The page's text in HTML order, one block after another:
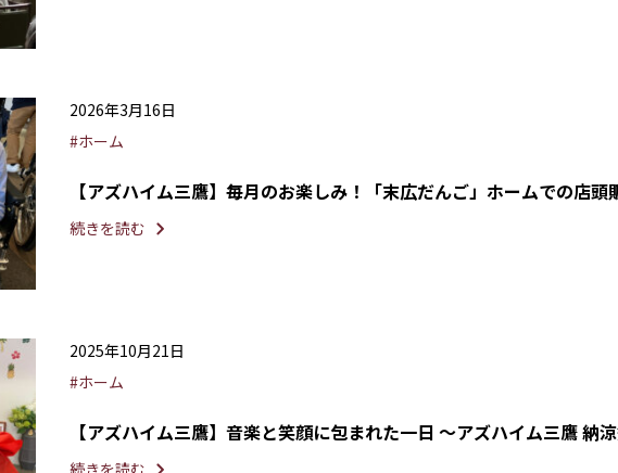
2026年3月16日
#ホーム
【アズハイム三鷹】毎月のお楽しみ！「末広だんご」ホームでの店頭
続きを読む
2025年10月21日
#ホーム
【アズハイム三鷹】音楽と笑顔に包まれた一日 ～アズハイム三鷹 納
続きを読む